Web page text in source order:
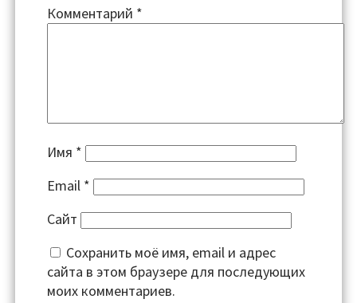
Комментарий *
Имя *
Email *
Сайт
Сохранить моё имя, email и адрес
сайта в этом браузере для последующих
моих комментариев.